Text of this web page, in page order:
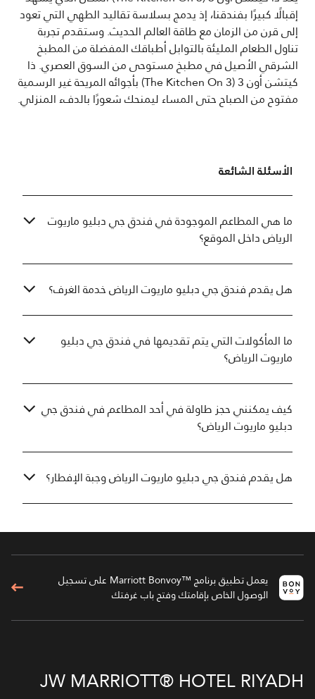
إقبالًا كبيرًا بفندقنا، إذ يدمج بسلاسة تقاليد الطهي التي تعود
إلى قرن من الزمان مع طاقة العالم الحديث. وستقدم تجربة
تناول الطعام المليئة بالتوابل أطباقك المفضلة من المطبخ
الشرقي الأصيل في مطبخ مستوحى من السوق العصري. ذا
كيتشن أون 3 (The Kitchen On 3) بأجوائه المريحة غير الرسمية
مفتوح من الصباح حتى المساء ليمنحك شعورًا بالدفء المنزلي.
الأسئلة الشائعة
ما هي المطاعم الموجودة في فندق جي دبليو ماريوت
الرياض داخل الموقع؟
هل يقدم فندق جي دبليو ماريوت الرياض خدمة الغرف؟
ما المأكولات التي يتم تقديمها في فندق جي دبليو
ماريوت الرياض؟
كيف يمكنني حجز طاولة في أحد المطاعم في فندق جي
دبليو ماريوت الرياض؟
هل يقدم فندق جي دبليو ماريوت الرياض وجبة الإفطار؟
يعمل تطبيق برنامج ™Marriott Bonvoy على تسجيل
الوصول الخاص بإقامتك وفتح باب غرفتك
JW MARRIOTT® HOTEL RIYADH